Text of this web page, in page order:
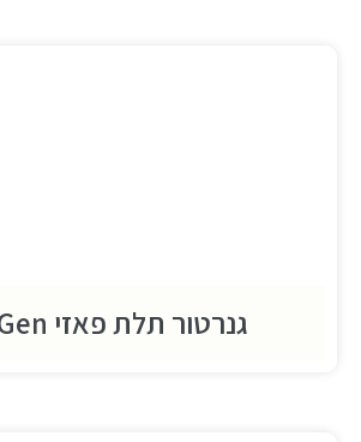
גנרטור תלת פאזי EnerGen